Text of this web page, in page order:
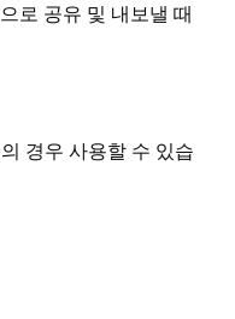
로 공유 및 내보낼 때
경우 사용할 수 있습